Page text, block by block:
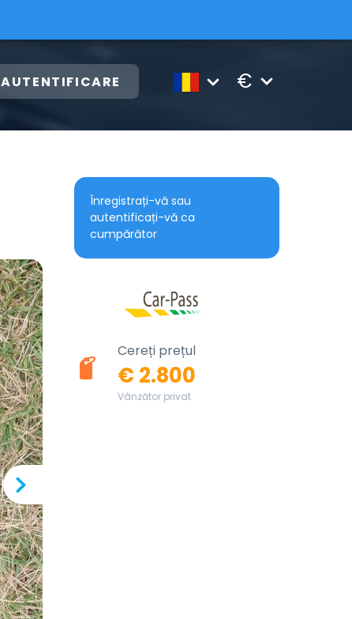
AUTENTIFICARE €
Înregistrați-vă sau
autentificați-vă ca
cumpărător
Cereți prețul
€ 2.800
Vânzător privat